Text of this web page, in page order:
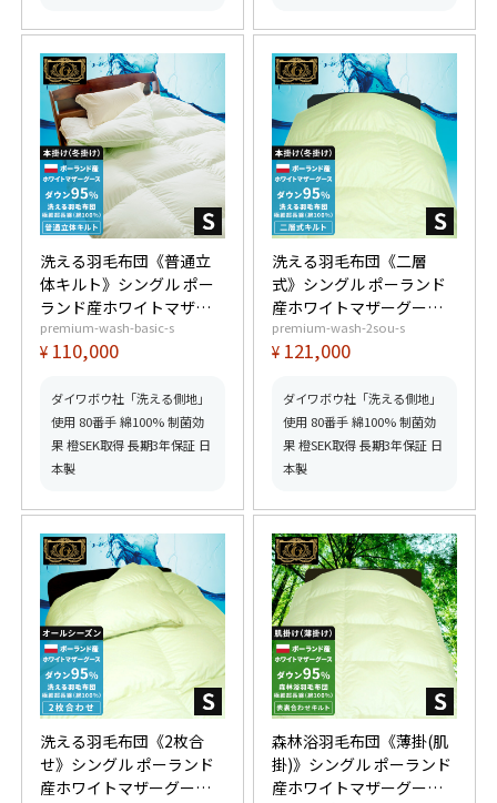
洗える羽毛布団《普通立
体キルト》シングル ポー
ランド産ホワイトマザー
グースダウン95% (440dp
以上) 羽毛量1.3kg 【6つ
得】【グッドふとんマー
ク取得】
premium-wash-basic-s
¥ 110,000
ダイワボウ社「洗える側地」
使用 80番手 綿100% 制菌効
果 橙SEK取得 長期3年保証 日
本製
洗える羽毛布団《二層
式》シングル ポーランド
産ホワイトマザーグース
ダウン95% (440dp以上)
羽毛量1.4kg 【6つ星プレ
【グッドふとんマーク取
得】
premium-wash-2sou-s
¥ 121,000
ダイワボウ社「洗える側地」
使用 80番手 綿100% 制菌効
果 橙SEK取得 長期3年保証 日
本製
洗える羽毛布団《2枚合
せ》シングル ポーランド
産ホワイトマザーグース
森林浴羽毛布団《薄掛(肌
掛)》シングル ポーランド
産ホワイトマザーグース